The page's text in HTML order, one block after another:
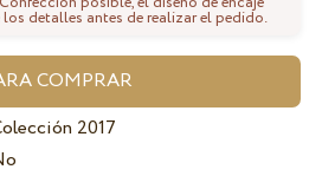
los detalles antes de realizar el pedido.
2017